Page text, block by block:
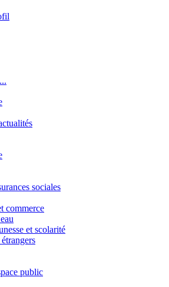
sociales
commerce
et scolarité
public